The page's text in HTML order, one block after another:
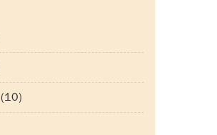
(10)